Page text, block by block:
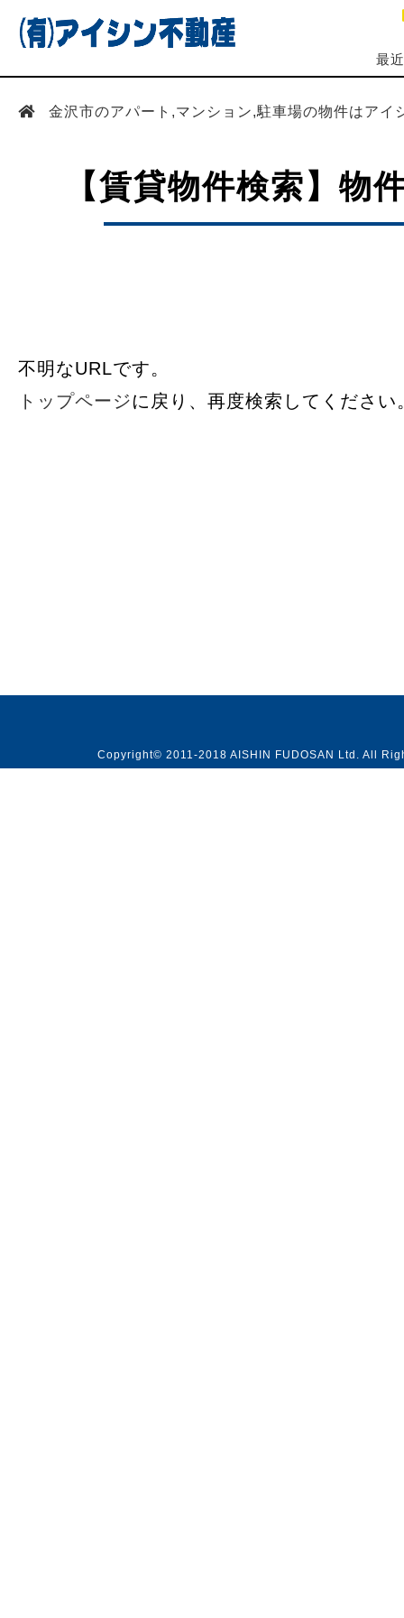
最
金沢市のアパート,マンション,駐車場の物件はアイ
【賃貸物件検索】物
不明なURLです。
トップページに戻り、再度検索してください
Copyright© 2011-2018 AISHIN FUDOSAN Ltd. All